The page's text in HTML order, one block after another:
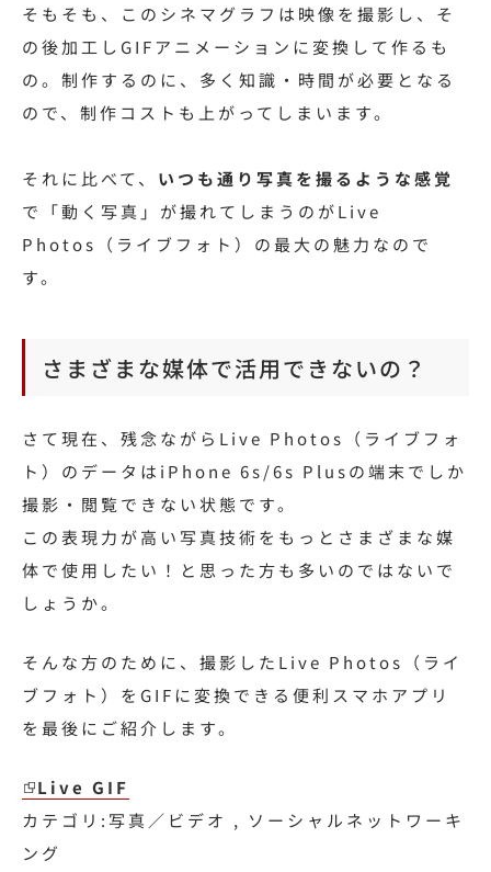
そもそも、このシネマグラフは映像を撮影し、そ
の後加工しGIFアニメーションに変換して作るも
の。 制作するのに、多く知識・時間が必要となる
ので、制作コストも上がってしまいます。
それに比べて、 いつも通り写真を撮るような感覚
で「動く写真」が撮れてしまうのがLive
Photos（ライブフォト）の最大の魅力なので
す。
さまざまな媒体で活用できないの？
さて現在、残念ながらLive Photos（ライブフォ
ト）のデータはiPhone 6s/6s Plusの端末でしか
撮影・閲覧できない状態です。
この表現力が高い写真技術をもっとさまざまな媒
体で使用したい！と思った方も多いのではないで
しょうか。
そんな方のために、撮影したLive Photos（ライ
ブフォト）をGIFに変換できる便利スマホアプリ
を最後にご紹介します。
Live GIF
カテゴリ:写真／ビデオ , ソーシャルネットワーキ
ング